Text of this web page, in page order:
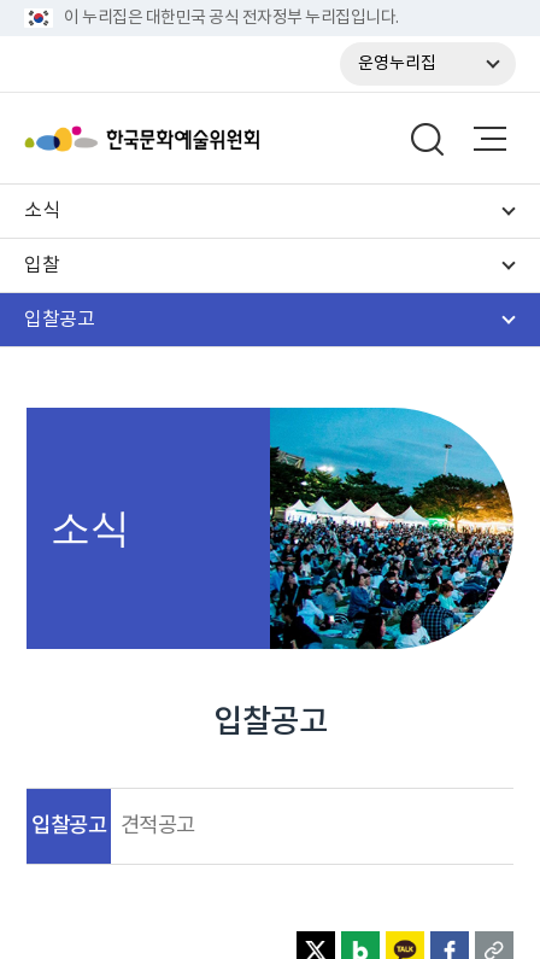
이 누리집은 대한민국 공식 전자정부 누리집입니다.
운영누리집
소식
입찰
입찰공고
소식
입찰공고
입찰공고 견적공고